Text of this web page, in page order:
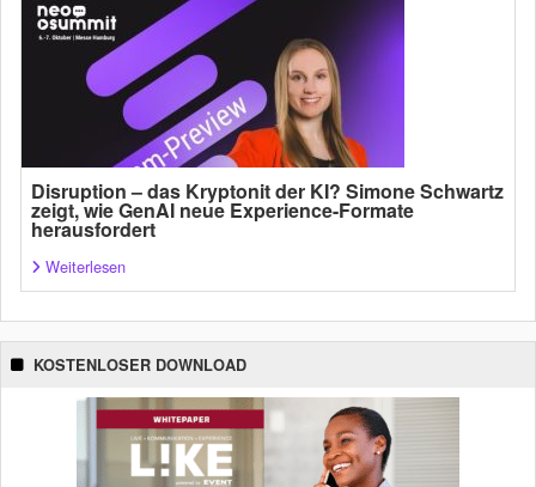
Disruption – das Kryptonit der KI? Simone Schwartz
zeigt, wie GenAI neue Experience-Formate
herausfordert
Weiterlesen
KOSTENLOSER DOWNLOAD